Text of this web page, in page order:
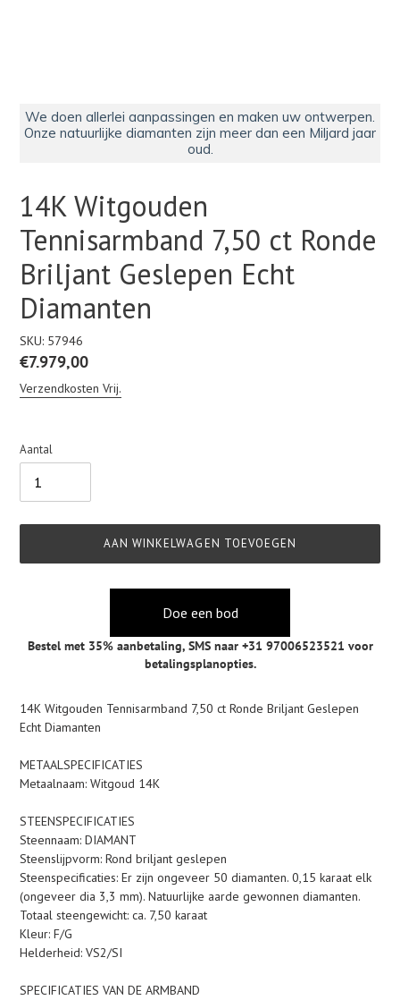
We doen allerlei aanpassingen en maken uw ontwerpen.
Onze natuurlijke diamanten zijn meer dan een Miljard jaar
oud.
14K Witgouden
Tennisarmband 7,50 ct Ronde
Briljant Geslepen Echt
Diamanten
SKU: 57946
Normale
prijs
€7.979,00
Verzendkosten Vrij.
Aantal
AAN WINKELWAGEN TOEVOEGEN
Doe een bod
Bestel met 35% aanbetaling, SMS naar +31 97006523521 voor
betalingsplanopties.
toegevoegen
aan
winkelwagen
14K Witgouden Tennisarmband 7,50 ct Ronde Briljant Geslepen
Echt Diamanten
METAALSPECIFICATIES
Metaalnaam: Witgoud 14K
STEENSPECIFICATIES
Steennaam: DIAMANT
Steenslijpvorm: Rond briljant geslepen
Steenspecificaties: Er zijn ongeveer 50 diamanten. 0,15 karaat elk
(ongeveer dia 3,3 mm). Natuurlijke aarde gewonnen diamanten.
Totaal steengewicht: ca. 7,50 karaat
Kleur: F/G
Helderheid: VS2/SI
SPECIFICATIES VAN DE ARMBAND